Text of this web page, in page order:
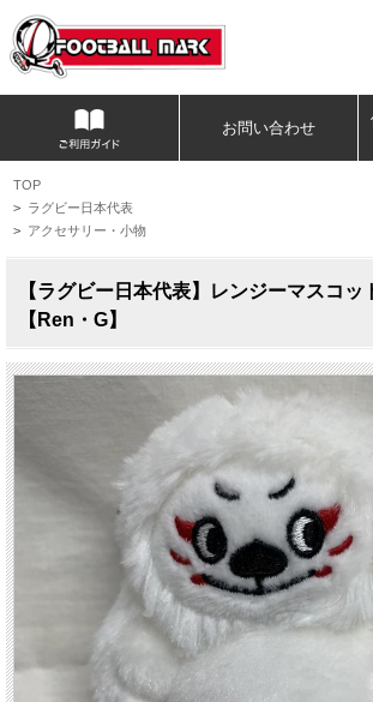
お問い合わせ
TOP
> ラグビー日本代表
> アクセサリー・小物
【ラグビー日本代表】レンジーマスコッ
【Ren・G】